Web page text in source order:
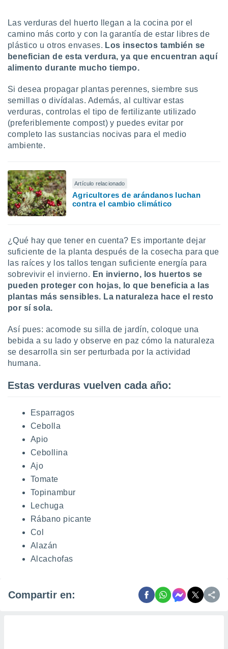
uso de
con el
mediante
publicidad
publicidad
1199
Las verduras del huerto llegan a la cocina por el
camino más corto y con la garantía de estar libres de
plástico u otros envases. Los insectos también se
benefician de esta verdura, ya que encuentran aquí
alimento durante mucho tiempo.
Si desea propagar plantas perennes, siembre sus
semillas o divídalas. Además, al cultivar estas
verduras, controlas el tipo de fertilizante utilizado
(preferiblemente compost) y puedes evitar por
completo las sustancias nocivas para el medio
ambiente.
Artículo relacionado
Agricultores de arándanos luchan
contra el cambio climático
¿Qué hay que tener en cuenta? Es importante dejar
suficiente de la planta después de la cosecha para que
las raíces y los tallos tengan suficiente energía para
sobrevivir el invierno. En invierno, los huertos se
pueden proteger con hojas, lo que beneficia a las
plantas más sensibles. La naturaleza hace el resto
por sí sola.
Así pues: acomode su silla de jardín, coloque una
bebida a su lado y observe en paz cómo la naturaleza
se desarrolla sin ser perturbada por la actividad
humana.
Estas verduras vuelven cada año:
Esparragos
Cebolla
Apio
Cebollina
Ajo
Tomate
Topinambur
Lechuga
Rábano picante
Col
Alazán
Alcachofas
Compartir en: